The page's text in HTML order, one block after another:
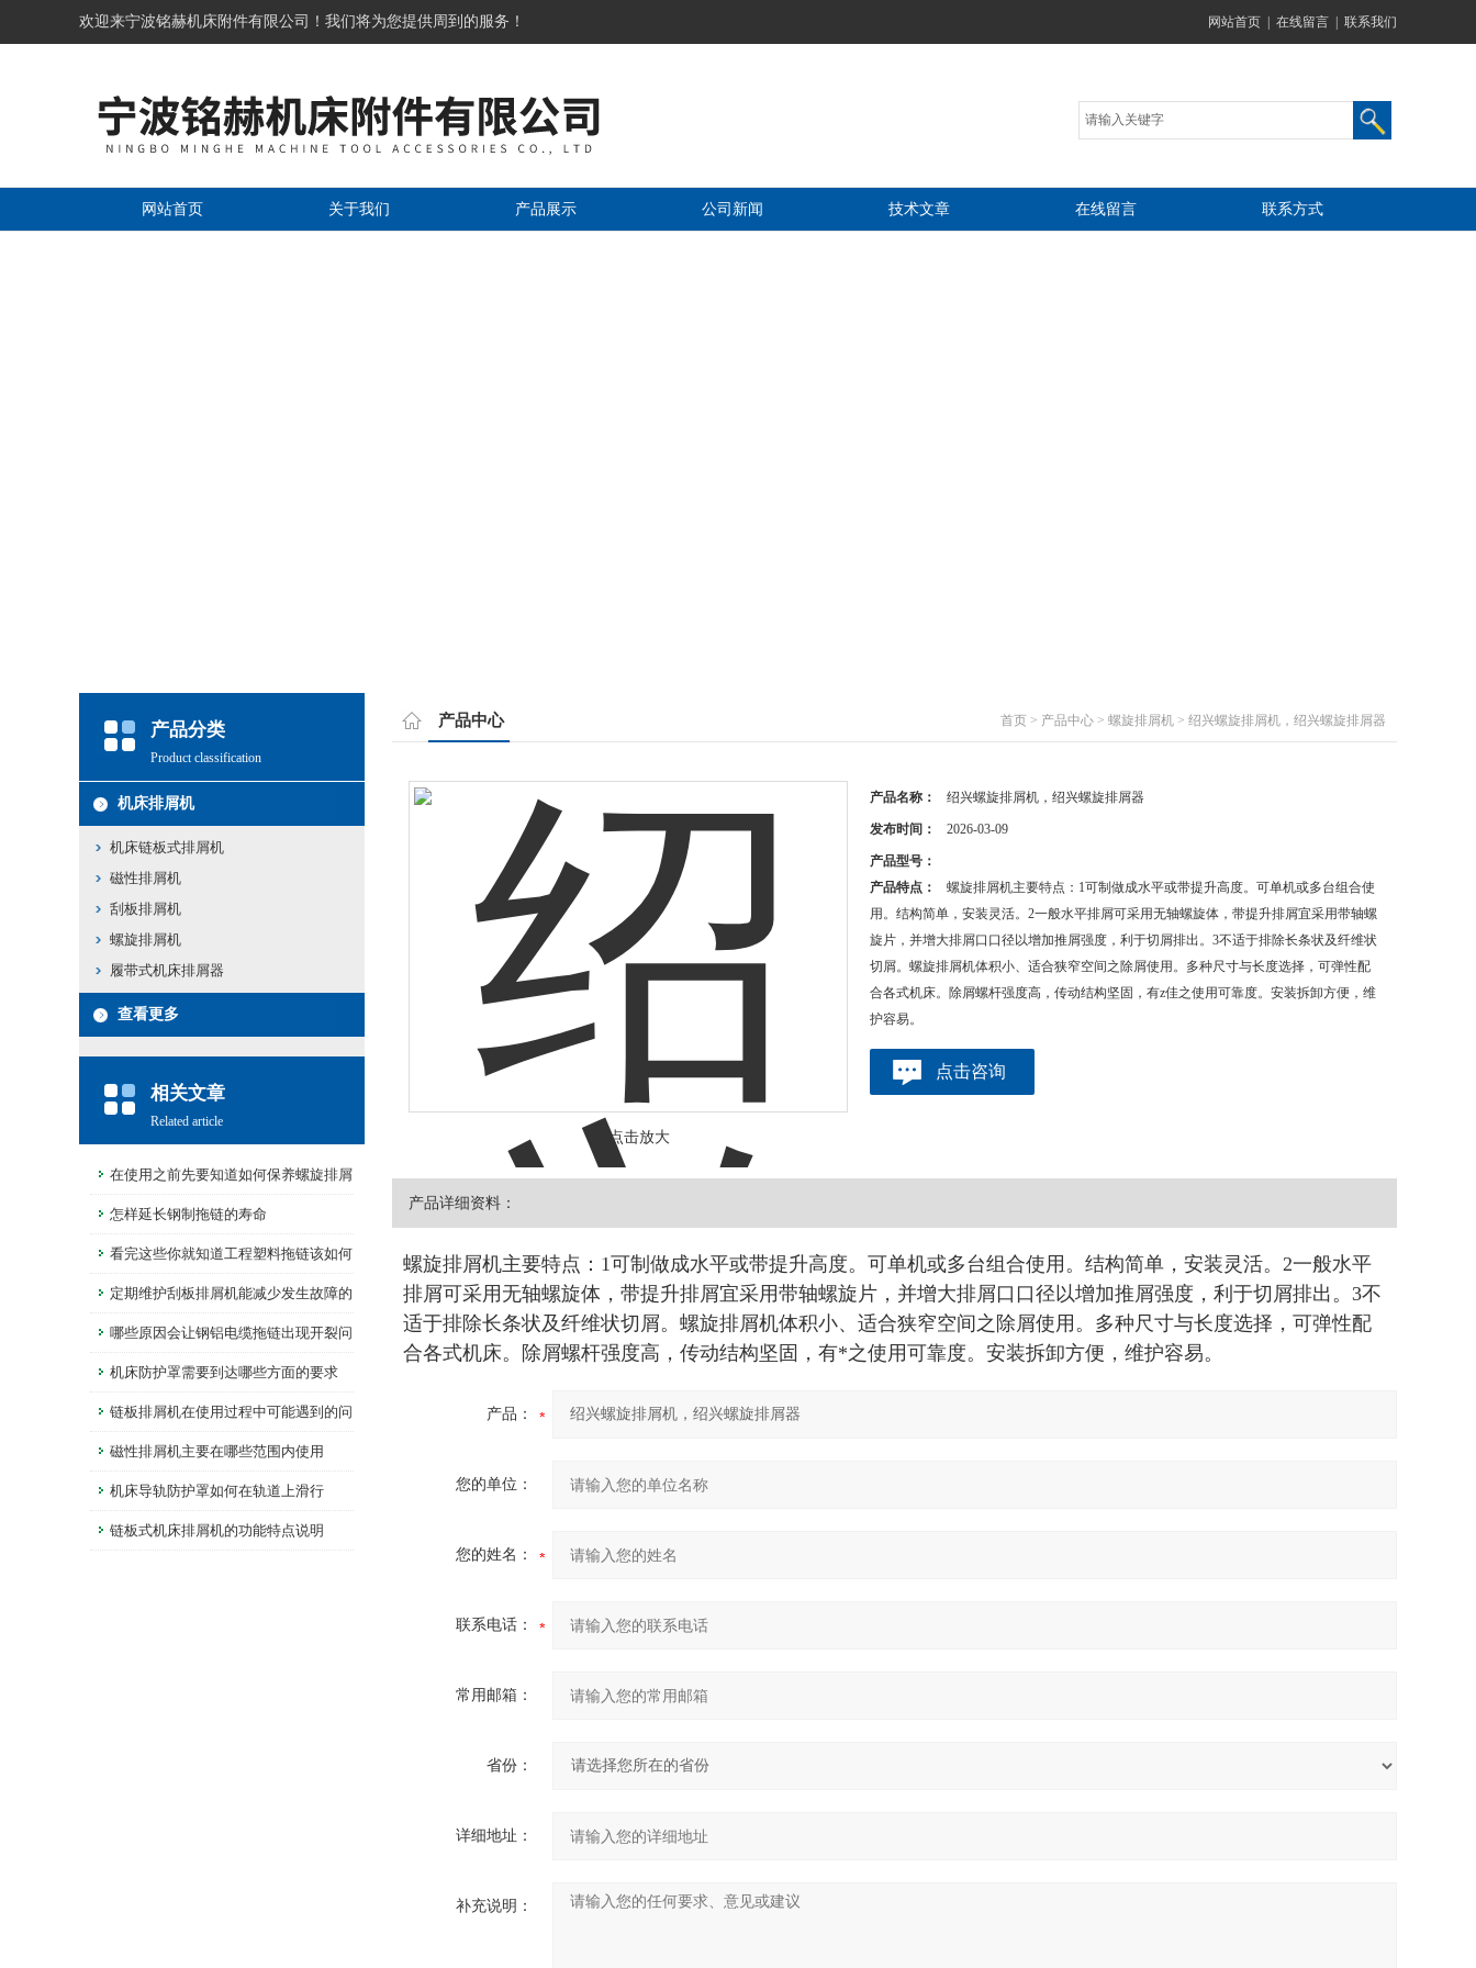
欢迎来宁波铭赫机床附件有限公司！我们将为您提供周到的服务！ 网站首页 在线留言 联系我们
网站首页 关于我们 产品展示 公司新闻 技术文章 在线留言 联系方式
产品分类
Product classification
机床排屑机
机床链板式排屑机
磁性排屑机
刮板排屑机
螺旋排屑机
履带式机床排屑器
查看更多
相关文章
Related article
在使用之前先要知道如何保养螺旋排屑
机 怎样延长钢制拖链的寿命
看完这些你就知道工程塑料拖链该如何
选用及安装了
定期维护刮板排屑机能减少发生故障的
频率哪些原因会让钢铝电缆拖链出现开裂问
题?机床防护罩需要到达哪些方面的要求
链板排屑机在使用过程中可能遇到的问
题分享
磁性排屑机主要在哪些范围内使用
机床导轨防护罩如何在轨道上滑行
链板式机床排屑机的功能特点说明
产品中心 首页 > 产品中心 > 螺旋排屑机 > 绍兴螺旋排屑机，绍兴螺旋排屑器
点击放大
产品名称： 绍兴螺旋排屑机，绍兴螺旋排屑器
发布时间： 2026-03-09
产品型号：
产品特点：
螺旋排屑机主要特点：1可制做成水平或带提升高度。可单机或多台组合使
用。结构简单，安装灵活。2一般水平排屑可采用无轴螺旋体，带提升排屑宜采用带轴螺
旋片，并增大排屑口口径以增加推屑强度，利于切屑排出。3不适于排除长条状及纤维状
切屑。螺旋排屑机体积小、适合狭窄空间之除屑使用。多种尺寸与长度选择，可弹性配
合各式机床。除屑螺杆强度高，传动结构坚固，有z佳之使用可靠度。安装拆卸方便，维
护容易。
点击咨询
产品详细资料：
螺旋排屑机主要特点：1可制做成水平或带提升高度。可单机或多台组合使用。结构简单，安装灵活。2一般水平
排屑可采用无轴螺旋体，带提升排屑宜采用带轴螺旋片，并增大排屑口口径以增加推屑强度，利于切屑排出。3不
适于排除长条状及纤维状切屑。螺旋排屑机体积小、适合狭窄空间之除屑使用。多种尺寸与长度选择，可弹性配
合各式机床。除屑螺杆强度高，传动结构坚固，有*之使用可靠度。安装拆卸方便，维护容易。
产品：
您的单位：
您的姓名：
联系电话：
常用邮箱：
省份：
详细地址：
补充说明：